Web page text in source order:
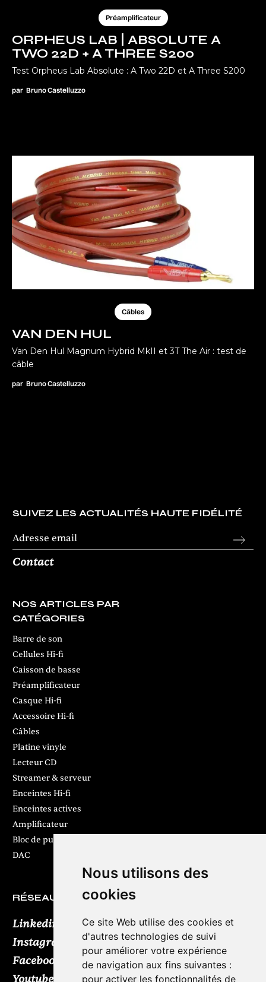
Nous utilisons des
cookies
Ce site Web utilise des cookies et
d'autres technologies de suivi
pour améliorer votre expérience
de navigation aux fins suivantes :
pour activer les fonctionnalités de
Préamplificateur
ORPHEUS LAB | ABSOLUTE A
TWO 22D + A THREE S200
Test Orpheus Lab Absolute : A Two 22D et A Three S200
par Bruno Castelluzzo
Câbles
VAN DEN HUL
Van Den Hul Magnum Hybrid MkII et 3T The Air : test de
câble
par Bruno Castelluzzo
SUIVEZ LES ACTUALITÉS HAUTE FIDÉLITÉ
Contact
NOS ARTICLES PAR
CATÉGORIES
Barre de son
Cellules Hi-fi
Caisson de basse
Préamplificateur
Casque Hi-fi
Accessoire Hi-fi
Câbles
Platine vinyle
Lecteur CD
Streamer & serveur
Enceintes Hi-fi
Enceintes actives
Amplificateur
Bloc de puissance
DAC
RÉSEAUX SOCIAUX
Linkedin
Instagram
Facebook
Youtube TikTok